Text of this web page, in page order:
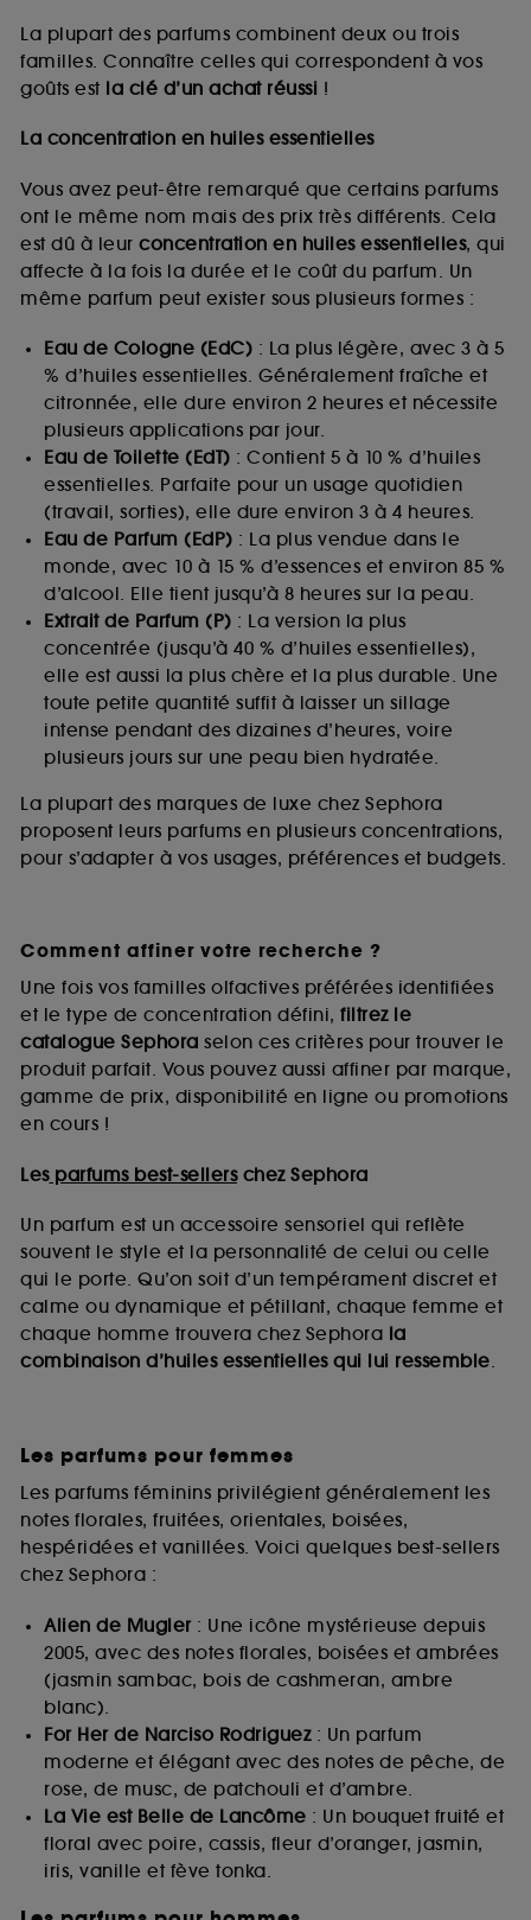
La plupart des parfums combinent deux ou trois
familles. Connaître celles qui correspondent à vos
goûts est la clé d’un achat réussi !
La concentration en huiles essentielles
Vous avez peut-être remarqué que certains parfums
ont le même nom mais des prix très différents. Cela
est dû à leur concentration en huiles essentielles, qui
affecte à la fois la durée et le coût du parfum. Un
même parfum peut exister sous plusieurs formes :
Eau de Cologne (EdC) : La plus légère, avec 3 à 5
% d’huiles essentielles. Généralement fraîche et
citronnée, elle dure environ 2 heures et nécessite
plusieurs applications par jour.
Eau de Toilette (EdT) : Contient 5 à 10 % d’huiles
essentielles. Parfaite pour un usage quotidien
(travail, sorties), elle dure environ 3 à 4 heures.
Eau de Parfum (EdP) : La plus vendue dans le
monde, avec 10 à 15 % d’essences et environ 85 %
d’alcool. Elle tient jusqu’à 8 heures sur la peau.
Extrait de Parfum (P) : La version la plus
concentrée (jusqu’à 40 % d’huiles essentielles),
elle est aussi la plus chère et la plus durable. Une
toute petite quantité suffit à laisser un sillage
intense pendant des dizaines d’heures, voire
plusieurs jours sur une peau bien hydratée.
La plupart des marques de luxe chez Sephora
proposent leurs parfums en plusieurs concentrations,
pour s’adapter à vos usages, préférences et budgets.
Comment affiner votre recherche ?
Une fois vos familles olfactives préférées identifiées
et le type de concentration défini, filtrez le
catalogue Sephora selon ces critères pour trouver le
produit parfait. Vous pouvez aussi affiner par marque,
gamme de prix, disponibilité en ligne ou promotions
en cours !
Lesparfums best-sellerschez Sephora
Un parfum est un accessoire sensoriel qui reflète
souvent le style et la personnalité de celui ou celle
qui le porte. Qu’on soit d’un tempérament discret et
calme ou dynamique et pétillant, chaque femme et
chaque homme trouvera chez Sephora la
combinaison d’huiles essentielles qui lui ressemble.
Les parfums pour femmes
Les parfums féminins privilégient généralement les
notes florales, fruitées, orientales, boisées,
hespéridées et vanillées. Voici quelques best-sellers
chez Sephora :
Alien de Mugler: Une icône mystérieuse depuis
2005, avec des notes florales, boisées et ambrées
(jasmin sambac, bois de cashmeran, ambre
blanc).
For Her de Narciso Rodriguez: Un parfum
moderne et élégant avec des notes de pêche, de
rose, de musc, de patchouli et d’ambre.
La Vie est Belle de Lancôme : Un bouquet fruité et
floral avec poire, cassis, fleur d’oranger, jasmin,
iris, vanille et fève tonka.